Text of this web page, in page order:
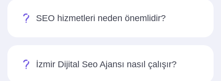
SEO hizmetleri neden önemlidir?
İzmir Dijital Seo Ajansı nasıl çalışır?